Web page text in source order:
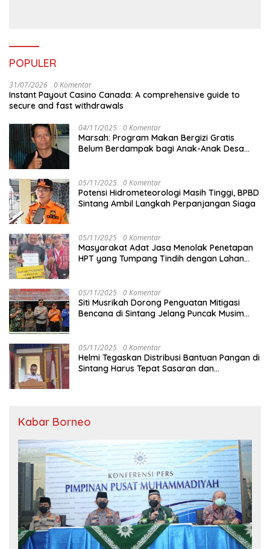
POPULER
31/07/2026 0 Komentar
Instant Payout Casino Canada: A comprehensive guide to
secure and fast withdrawals
04/11/2025 0 Komentar
Marsah: Program Makan Bergizi Gratis
Belum Berdampak bagi Anak-Anak Desa
05/11/2025 0 Komentar
Potensi Hidrometeorologi Masih Tinggi, BPBD
Sintang Ambil Langkah Perpanjangan Siaga
05/11/2025 0 Komentar
Masyarakat Adat Jasa Menolak Penetapan
HPT yang Tumpang Tindih dengan Lahan
05/11/2025 0 Komentar
Siti Musrikah Dorong Penguatan Mitigasi
Bencana di Sintang Jelang Puncak Musim
05/11/2025 0 Komentar
Helmi Tegaskan Distribusi Bantuan Pangan di
Sintang Harus Tepat Sasaran dan
Kabar Borneo